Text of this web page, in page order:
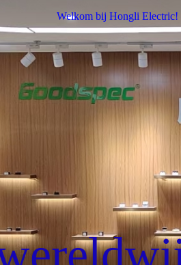
Welkom bij Hongli Electric!